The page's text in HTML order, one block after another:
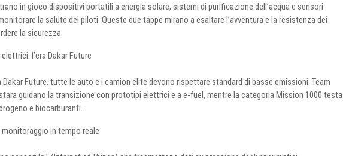
in gioco dispositivi portatili a energia solare, sistemi di purificazione dell’acqua e sensori
la salute dei piloti. Queste due tappe mirano a esaltare l’avventura e la resistenza dei
la sicurezza.
l’era Dakar Future
Dakar Future, tutte le auto e i camion élite devono rispettare standard di basse emissioni. Team
guidano la transizione con prototipi elettrici e a e-fuel, mentre la categoria Mission 1000 testa
e biocarburanti.
monitoraggio in tempo reale